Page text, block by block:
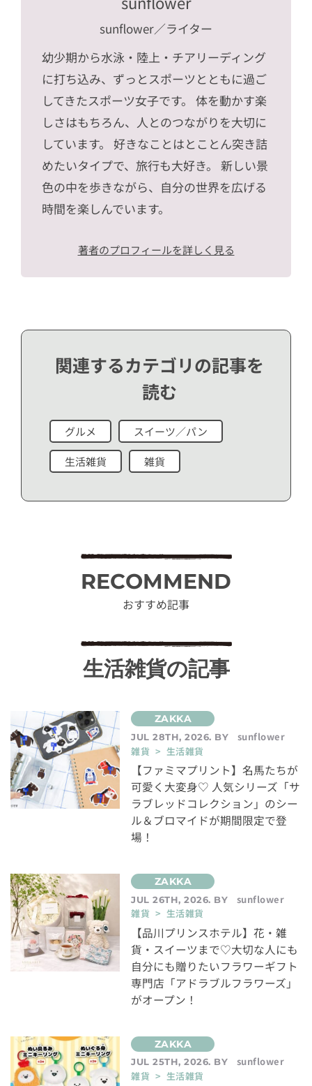
sunflower／ライター
幼少期から水泳・陸上・チアリーディング
に打ち込み、ずっとスポーツとともに過ご
してきたスポーツ女子です。 体を動かす楽
しさはもちろん、人とのつながりを大切に
しています。 好きなことはとことん突き詰
めたいタイプで、旅行も大好き。 新しい景
色の中を歩きながら、自分の世界を広げる
時間を楽しんでいます。
著者のプロフィールを詳しく見る
関連するカテゴリの記事を
読む
グルメ スイーツ／パン
生活雑貨 雑貨
RECOMMEND
おすすめ記事
生活雑貨の記事
JUL 28TH, 2026. BY
sunflower
雑貨 > 生活雑貨
【ファミマプリント】名馬たちが
可愛く大変身♡ 人気シリーズ「サ
ラブレッドコレクション」のシー
ル＆ブロマイドが期間限定で登
場！
JUL 26TH, 2026. BY
sunflower
雑貨 > 生活雑貨
【品川プリンスホテル】花・雑
貨・スイーツまで♡大切な人にも
自分にも贈りたいフラワーギフト
専門店「アドラブルフラワーズ」
がオープン！
JUL 25TH, 2026. BY
sunflower
雑貨 > 生活雑貨